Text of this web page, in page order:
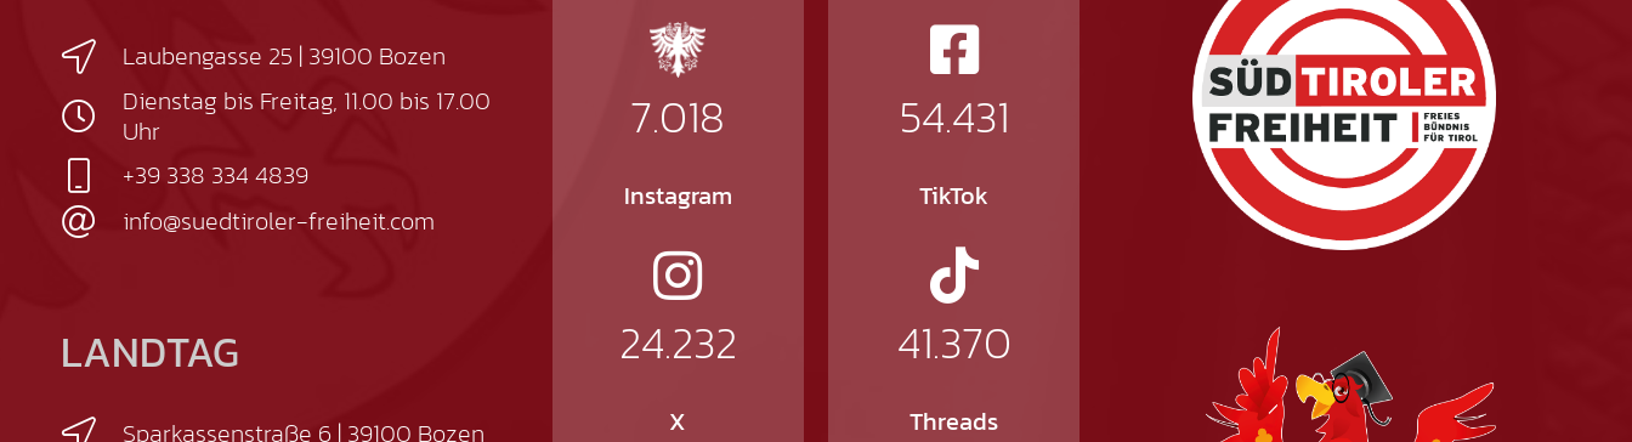
Laubengasse 25 | 39100 Bozen
Dienstag bis Freitag, 11.00 bis 17.00
Uhr
+39 338 334 4839
info@suedtiroler-freiheit.com
LANDTAG
Sparkassenstraße 6 | 39100 Bozen
7.018 54.431
Instagram
24.232
TikTok
41.370
X Threads